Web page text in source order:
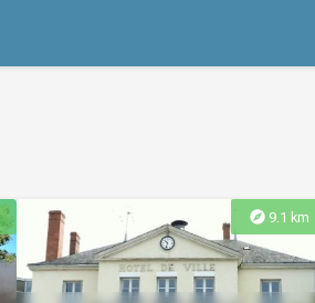
explore 9.1 km